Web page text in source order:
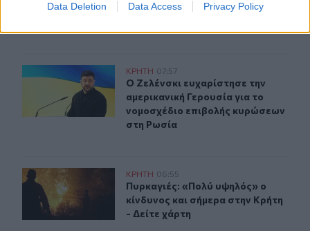
Data Deletion Data Access Privacy Policy
Και η Κρήτη στο “κόκκινο” για
Ο Ζελένσκι ευχαρίστησε την αμερικανική Γερουσία
ΚΡΗΤΗ 07:57
Ο Ζελένσκι ευχαρίστησε την
Ο Ζελένσκι ευχαρίστησε την
αμερικανική Γερουσία για το
νομοσχέδιο επιβολής κυρώσεων
στη Ρωσία
Πυρκαγιές: «Πολύ υψηλός» ο κίνδυνος και σήμερα
ΚΡΗΤΗ 06:55
Πυρκαγιές: «Πολύ υψηλός» ο
Πυρκαγιές: «Πολύ υψηλός» ο
κίνδυνος και σήμερα στην Κρήτη
- Δείτε χάρτη